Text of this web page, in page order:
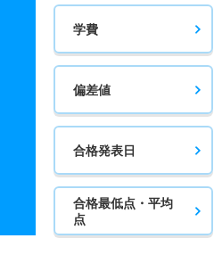
学費
偏差値
合格発表日
合格最低点・平均
点